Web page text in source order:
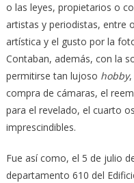
o las leyes, propietarios o
artistas y periodistas, entre
artística y el gusto por la
Contaban, además, con la
permitirse tan lujoso hobby,
compra de cámaras, el
para el revelado, el cuarto
imprescindibles.
Fue así como, el 5 de julio
departamento 610 del